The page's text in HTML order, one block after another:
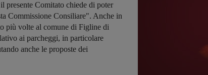
presente Comitato chiede di poter
Commissione Consiliare". Anche in
più volte al comune di Figline di
ai parcheggi, in particolare
anche le proposte dei